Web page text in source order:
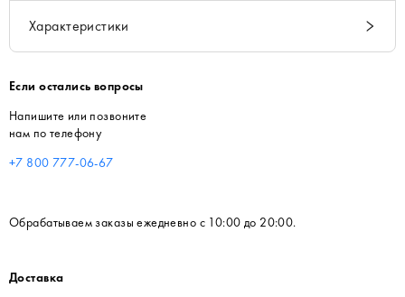
Характеристики
Если остались вопросы
Напишите или позвоните
нам по телефону
+7 800 777-06-67
Обрабатываем заказы ежедневно с 10:00 до 20:00.
Доставка